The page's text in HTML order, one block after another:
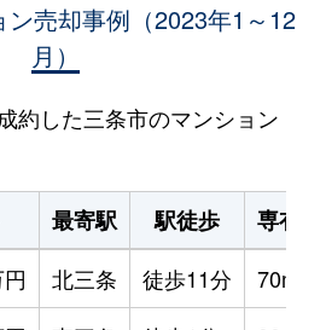
売却事例（2023年1～12
月）
約した三条市のマンション
最寄駅 駅徒歩
専有
北三条 徒歩11分
70m²